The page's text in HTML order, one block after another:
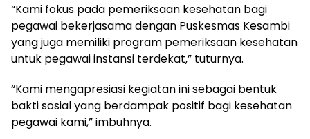
“Kami fokus pada pemeriksaan kesehatan bagi
pegawai bekerjasama dengan Puskesmas Kesambi
yang juga memiliki program pemeriksaan kesehatan
untuk pegawai instansi terdekat,” tuturnya.
“Kami mengapresiasi kegiatan ini sebagai bentuk
bakti sosial yang berdampak positif bagi kesehatan
pegawai kami,” imbuhnya.